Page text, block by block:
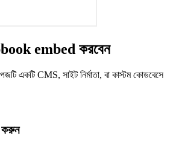
embed করবেন
একটি CMS, সাইট নির্মাতা, বা কাস্টম কোডবেসে